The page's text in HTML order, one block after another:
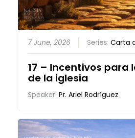
7 June, 2026 Series:Carta
17 – Incentivos para
de la iglesia
Speaker:Pr. Ariel Rodríguez